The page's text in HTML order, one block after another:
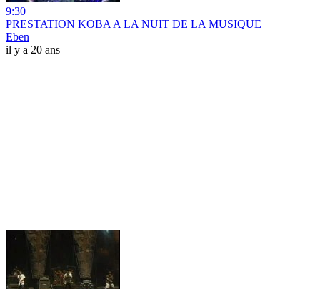
9:30
PRESTATION KOBA A LA NUIT DE LA MUSIQUE
Eben
il y a 20 ans